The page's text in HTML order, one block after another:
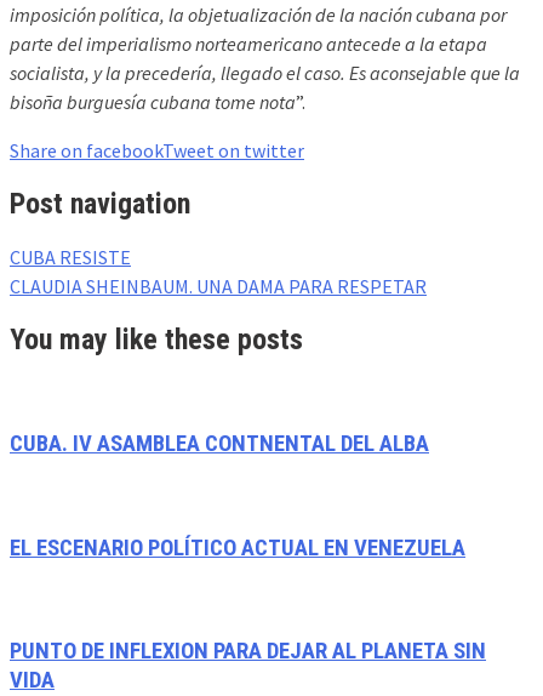
imposición política, la objetualización de la nación cubana por
parte del imperialismo norteamericano antecede a la etapa
socialista, y la precedería, llegado el caso. Es aconsejable que la
bisoña burguesía cubana tome nota”.
Share on facebookTweet on twitter
Post navigation
CUBA RESISTE
CLAUDIA SHEINBAUM. UNA DAMA PARA RESPETAR
You may like these posts
CUBA. IV ASAMBLEA CONTNENTAL DEL ALBA
EL ESCENARIO POLÍTICO ACTUAL EN VENEZUELA
PUNTO DE INFLEXION PARA DEJAR AL PLANETA SIN
VIDA